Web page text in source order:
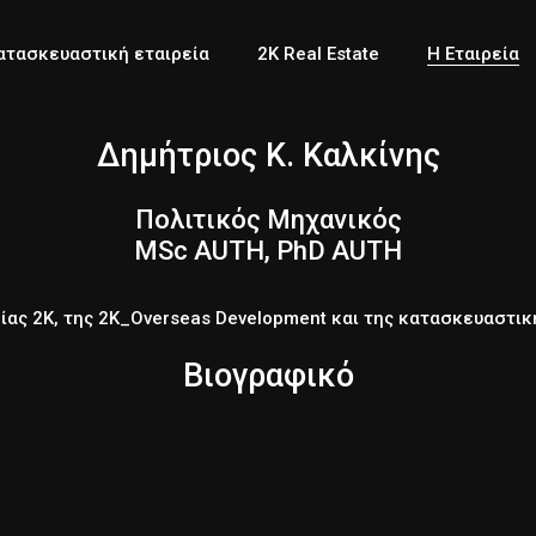
εταιρεία 2K Real Estate Η Εταιρεία
Δημήτριος Κ. Καλκίνης
Πολιτικός Μηχανικός
MSc AUTH, PhD AUTH
2Κ, της 2Κ_Overseas Development και της
Βιογραφικό